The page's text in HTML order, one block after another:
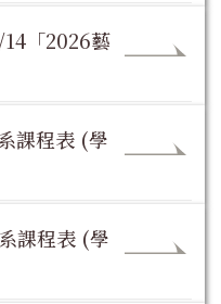
14「2026藝
課程表 (學
課程表 (學